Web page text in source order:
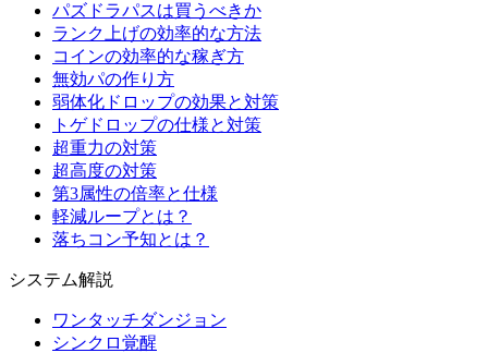
パズドラパスは買うべきか
ランク上げの効率的な方法
コインの効率的な稼ぎ方
無効パの作り方
弱体化ドロップの効果と対策
トゲドロップの仕様と対策
超重力の対策
超高度の対策
第3属性の倍率と仕様
軽減ループとは？
落ちコン予知とは？
システム解説
ワンタッチダンジョン
シンクロ覚醒